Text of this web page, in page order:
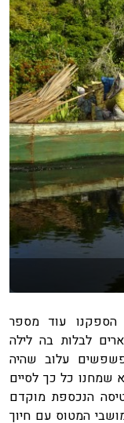
הספקנו עוד מספר
לבלות בה לילה
פשפשים עלוב שהיה
מעולם לא שמחנו כל כך לסיים
הנכספת מוקדם
המטוס עם חיוך